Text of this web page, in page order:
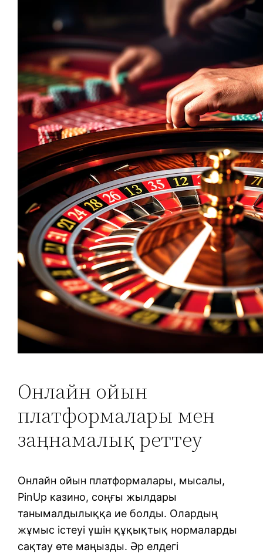
Онлайн ойын
платформалары мен
заңнамалық реттеу
Онлайн ойын платформалары, мысалы,
PinUp казино, соңғы жылдары
танымалдылыққа ие болды. Олардың
жұмыс істеуі үшін құқықтық нормаларды
сақтау өте маңызды. Әр елдегі